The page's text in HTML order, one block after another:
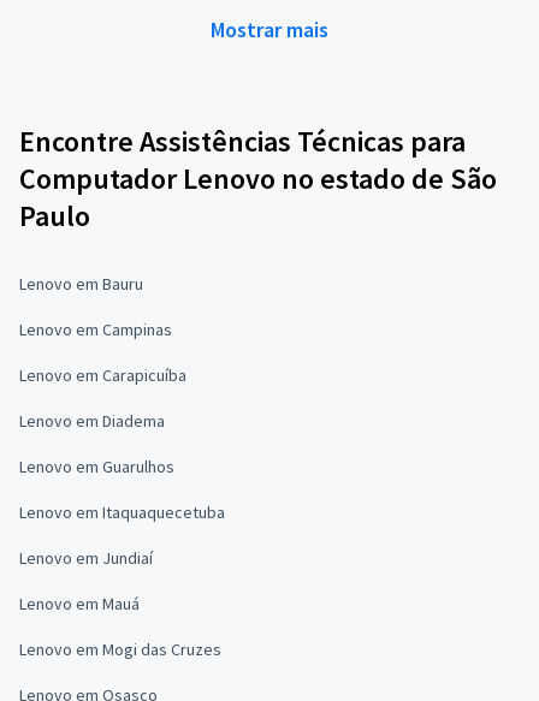
Mostrar mais
Encontre Assistências Técnicas para
Computador Lenovo no estado de São
Paulo
Lenovo em Bauru
Lenovo em Campinas
Lenovo em Carapicuíba
Lenovo em Diadema
Lenovo em Guarulhos
Lenovo em Itaquaquecetuba
Lenovo em Jundiaí
Lenovo em Mauá
Lenovo em Mogi das Cruzes
Lenovo em Osasco